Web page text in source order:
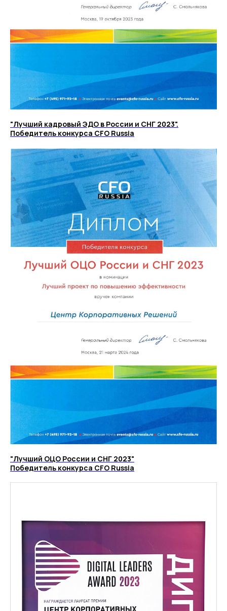
"Лучший кадровый ЭДО в России и СНГ 2023".
Победитель конкурса CFO Russia
"Лучший ОЦО России и СНГ 2023"
Победитель конкурса CFO Russia